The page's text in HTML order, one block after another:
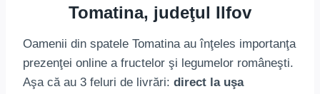
Tomatina, judeţul Ilfov
Oamenii din spatele Tomatina au înţeles importanţa
prezenţei online a fructelor şi legumelor româneşti.
Aşa că au 3 feluri de livrări: direct la uşa